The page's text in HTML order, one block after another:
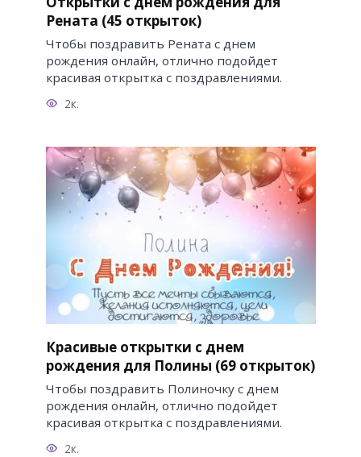
Рената (45 открыток)
Чтобы поздравить Рената с днем
рождения онлайн, отлично подойдет
красивая открытка с поздравлениями.
2к.
Красивые открытки с днем
рождения для Полины (69 открыток)
Чтобы поздравить Полиночку с днем
рождения онлайн, отлично подойдет
красивая открытка с поздравлениями.
2к.